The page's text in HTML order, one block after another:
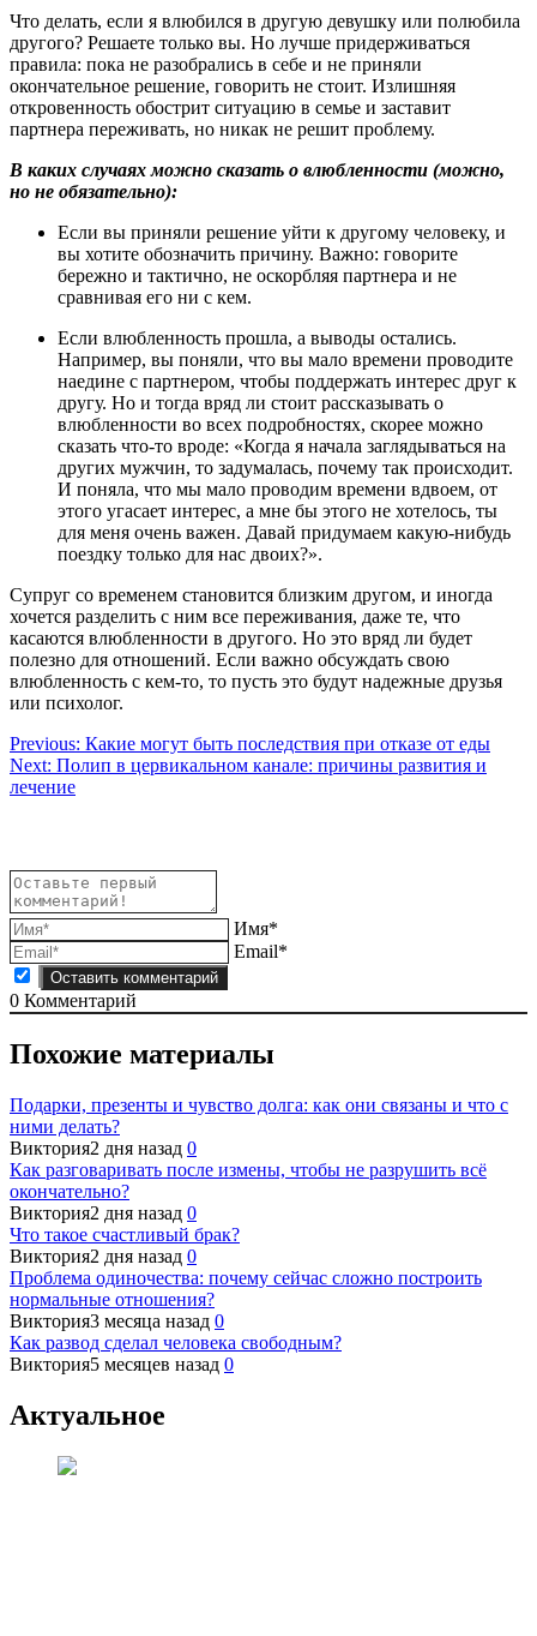
Что делать, если я влюбился в другую девушку или полюбила
другого? Решаете только вы. Но лучше придерживаться
правила: пока не разобрались в себе и не приняли
окончательное решение, говорить не стоит. Излишняя
откровенность обострит ситуацию в семье и заставит
партнера переживать, но никак не решит проблему.
В каких случаях можно сказать о влюбленности (можно,
но не обязательно):
Если вы приняли решение уйти к другому человеку, и
вы хотите обозначить причину. Важно: говорите
бережно и тактично, не оскорбляя партнера и не
сравнивая его ни с кем.
Если влюбленность прошла, а выводы остались.
Например, вы поняли, что вы мало времени проводите
наедине с партнером, чтобы поддержать интерес друг к
другу. Но и тогда вряд ли стоит рассказывать о
влюбленности во всех подробностях, скорее можно
сказать что-то вроде: «Когда я начала заглядываться на
других мужчин, то задумалась, почему так происходит.
И поняла, что мы мало проводим времени вдвоем, от
этого угасает интерес, а мне бы этого не хотелось, ты
для меня очень важен. Давай придумаем какую-нибудь
поездку только для нас двоих?».
Супруг со временем становится близким другом, и иногда
хочется разделить с ним все переживания, даже те, что
касаются влюбленности в другого. Но это вряд ли будет
полезно для отношений. Если важно обсуждать свою
влюбленность с кем-то, то пусть это будут надежные друзья
или психолог.
Навигация
по
Previous: Какие могут быть последствия при отказе от еды
Next: Полип в цервикальном канале: причины развития и
лечение
Имя*
Email*
0 Комментарий
Похожие материалы
Подарки, презенты и чувство долга: как они связаны и что с
ними делать?
Виктория2 дня назад 0
Как разговаривать после измены, чтобы не разрушить всё
окончательно?
Виктория2 дня назад 0
Что такое счастливый брак?
Виктория2 дня назад 0
Проблема одиночества: почему сейчас сложно построить
нормальные отношения?
Виктория3 месяца назад 0
Как развод сделал человека свободным?
Виктория5 месяцев назад 0
Актуальное